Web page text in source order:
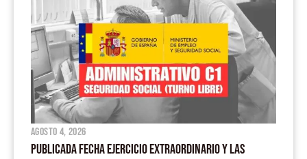
agosto 4, 2026
PUBLICADA FECHA EJERCICIO EXTRAORDINARIO Y LAS